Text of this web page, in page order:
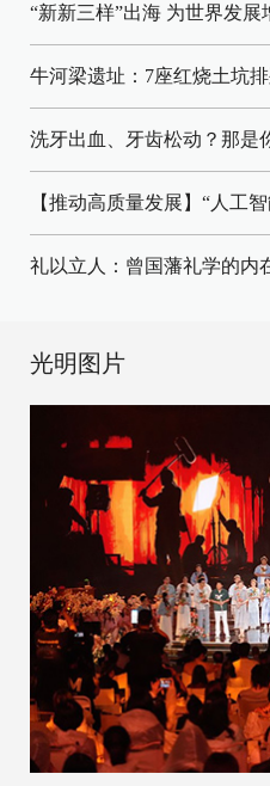
“新新三样”出海 为世界发展
牛河梁遗址：7座红烧土坑
洗牙出血、牙齿松动？那是
【推动高质量发展】“人工
礼以立人：曾国藩礼学的内
光明图片